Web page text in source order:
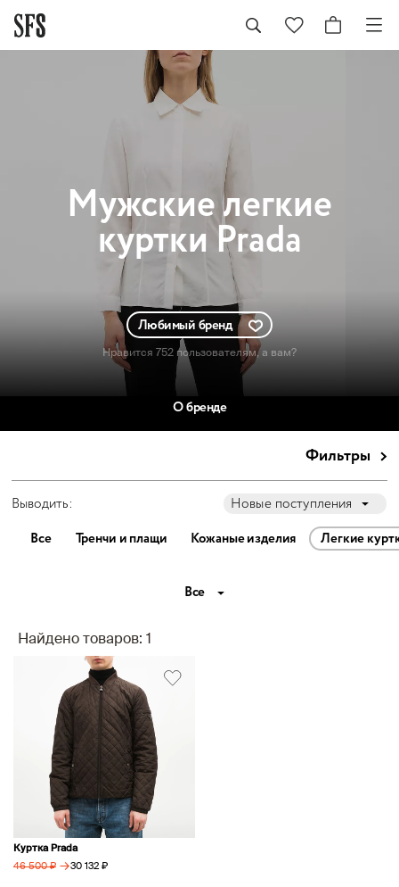
Мужскиелегкие
куртки Prada
Любимый бренд
Нравится 752 пользователям, а вам?
О бренде
Фильтры
Выводить: Новые поступления
Все Тренчи и плащи Кожаные изделия Легкие
Все
Найдено товаров: 1
Куртка Prada
46 500 ₽ → 30 132 ₽